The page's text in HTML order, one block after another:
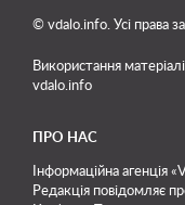
© vdalo.info. Усі права
Використання
vdalo.info
ПРО НАС
Інформаційна агенція
Редакція повідомляє